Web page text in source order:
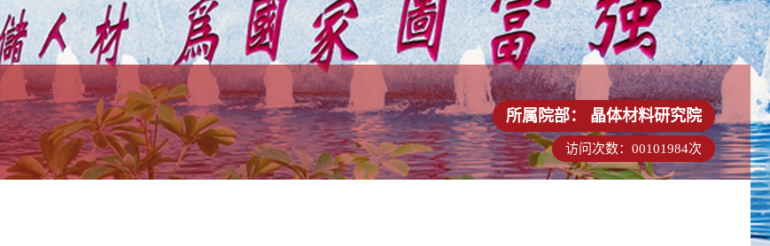
所属院部： 晶体材料研究院
访问次数： 00101984次